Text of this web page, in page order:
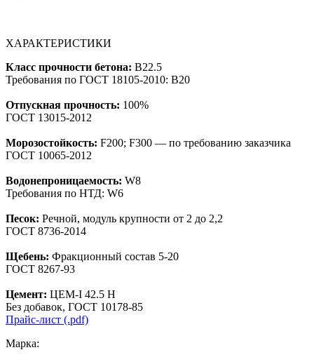
ХАРАКТЕРИСТИКИ
Класс прочности бетона: B22.5
Требования по ГОСТ 18105-2010: B20
Отпускная прочность: 100%
ГОСТ 13015-2012
Морозостойкость: F200; F300 — по требованию заказчика
ГОСТ 10065-2012
Водонепроницаемость: W8
Требования по НТД: W6
Песок: Речной, модуль крупности от 2 до 2,2
ГОСТ 8736-2014
Щебень: Фракционный состав 5-20
ГОСТ 8267-93
Цемент: ЦЕМ-I 42.5 Н
Без добавок, ГОСТ 10178-85
Прайс-лист (.pdf)
Марка: